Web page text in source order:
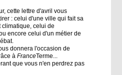
cette lettre d'avril vous
: celui d'une ville qui fait sa
celui de
encore celui d'un métier de
donnera l'occasion de
à FranceTerme...
que vous n'en perdrez pas